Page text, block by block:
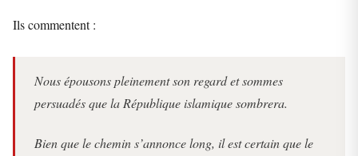
Ils commentent :
Nous épousons pleinement son regard et sommes
persuadés que la République islamique sombrera.
Bien que le chemin s’annonce long, il est certain que le